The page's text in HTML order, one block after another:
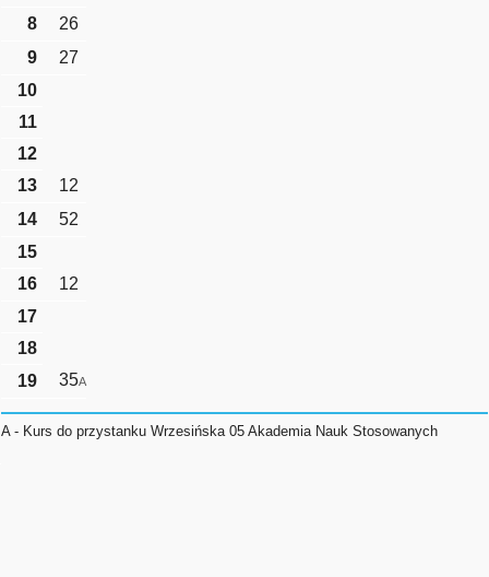
8
26
9
27
10
11
12
13
12
14
52
15
16
12
17
18
19
35A
A - Kurs do przystanku Wrzesińska 05 Akademia Nauk Stosowanych